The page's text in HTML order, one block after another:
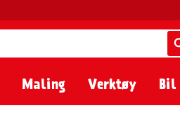
Maling Verktøy